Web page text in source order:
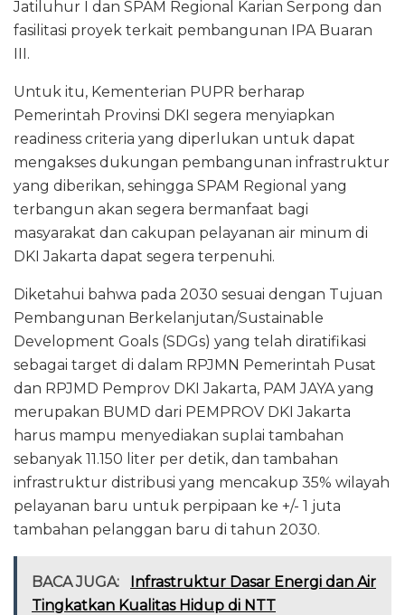
Jatiluhur I dan SPAM Regional Karian Serpong dan
fasilitasi proyek terkait pembangunan IPA Buaran
III.
Untuk itu, Kementerian PUPR berharap
Pemerintah Provinsi DKI segera menyiapkan
readiness criteria yang diperlukan untuk dapat
mengakses dukungan pembangunan infrastruktur
yang diberikan, sehingga SPAM Regional yang
terbangun akan segera bermanfaat bagi
masyarakat dan cakupan pelayanan air minum di
DKI Jakarta dapat segera terpenuhi.
Diketahui bahwa pada 2030 sesuai dengan Tujuan
Pembangunan Berkelanjutan/Sustainable
Development Goals (SDGs) yang telah diratifikasi
sebagai target di dalam RPJMN Pemerintah Pusat
dan RPJMD Pemprov DKI Jakarta, PAM JAYA yang
merupakan BUMD dari PEMPROV DKI Jakarta
harus mampu menyediakan suplai tambahan
sebanyak 11.150 liter per detik, dan tambahan
infrastruktur distribusi yang mencakup 35% wilayah
pelayanan baru untuk perpipaan ke +/- 1 juta
tambahan pelanggan baru di tahun 2030.
BACA JUGA:
Infrastruktur Dasar Energi dan Air
Tingkatkan Kualitas Hidup di NTT